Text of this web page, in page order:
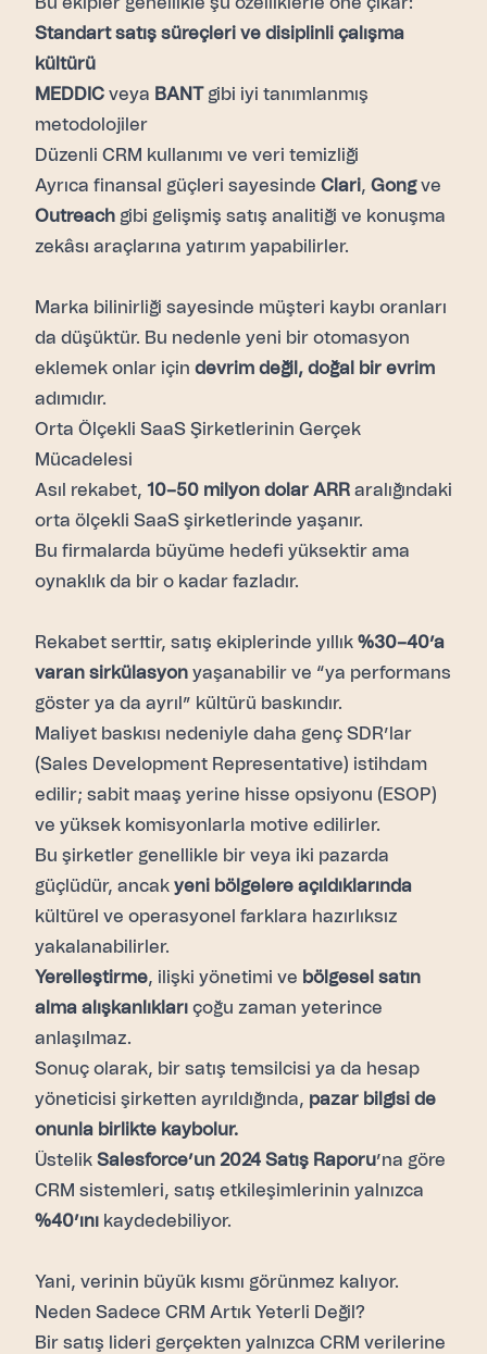
Standart satış süreçleri ve disiplinli çalışma
kültürü
MEDDIC veya BANTgibi iyi tanımlanmış
metodolojiler
Düzenli CRM kullanımı ve veri temizliği
Ayrıca finansal güçleri sayesinde Clari, Gongve
Outreach gibi gelişmiş satış analitiği ve konuşma
zekâsı araçlarına yatırım yapabilirler.
Marka bilinirliği sayesinde müşteri kaybı oranları
da düşüktür. Bu nedenle yeni bir otomasyon
eklemek onlar için devrim değil, doğal bir evrim
adımıdır.
Orta Ölçekli SaaS Şirketlerinin Gerçek
Mücadelesi
Asıl rekabet, 10–50 milyon dolar ARR aralığındaki
orta ölçekli SaaS şirketlerinde yaşanır.
Bu firmalarda büyüme hedefi yüksektir ama
oynaklık da bir o kadar fazladır.
Rekabet serttir, satış ekiplerinde yıllık %30–40’a
varan sirkülasyon yaşanabilir ve “ya performans
göster ya da ayrıl” kültürü baskındır.
Maliyet baskısı nedeniyle daha genç SDR’lar
(Sales Development Representative) istihdam
edilir; sabit maaş yerine hisse opsiyonu (ESOP)
ve yüksek komisyonlarla motive edilirler.
Bu şirketler genellikle bir veya iki pazarda
güçlüdür, ancak yeni bölgelere açıldıklarında
kültürel ve operasyonel farklara hazırlıksız
yakalanabilirler.
Yerelleştirme, ilişki yönetimi ve bölgesel satın
alma alışkanlıkları çoğu zaman yeterince
anlaşılmaz.
Sonuç olarak, bir satış temsilcisi ya da hesap
yöneticisi şirketten ayrıldığında, pazar bilgisi de
onunla birlikte kaybolur.
Üstelik Salesforce’un 2024 Satış Raporu’na göre
CRM sistemleri, satış etkileşimlerinin yalnızca
%40’ını kaydedebiliyor.
Yani, verinin büyük kısmı görünmez kalıyor.
Neden Sadece CRM Artık Yeterli Değil?
Bir satış lideri gerçekten yalnızca CRM verilerine